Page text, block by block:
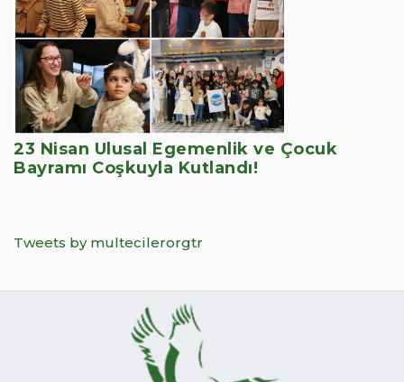
23 Nisan Ulusal Egemenlik ve Çocuk
Bayramı Coşkuyla Kutlandı!
Tweets by multecilerorgtr